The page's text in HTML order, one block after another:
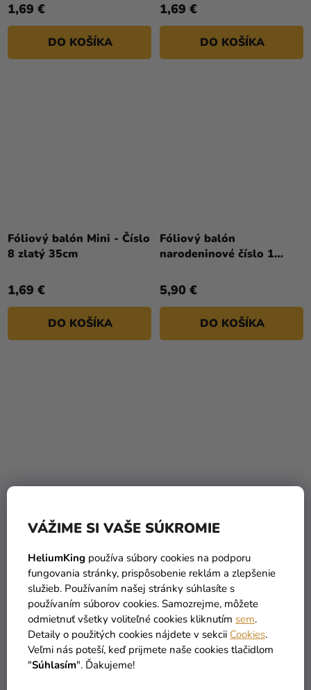
VÁŽIME SI VAŠE SÚKROMIE
HeliumKing používa súbory cookies na podporu
fungovania stránky, prispôsobenie reklám a zlepšenie
služieb. Používaním našej stránky súhlasíte s
používaním súborov cookies. Samozrejme, môžete
odmietnuť všetky voliteľné cookies kliknutím sem.
Detaily o použitých cookies nájdete v sekcii Cookies.
Veľmi nás poteší, keď prijmete naše cookies tlačidlom
"Súhlasím". Ďakujeme!
1,69 €
DO KOŠÍKA
1,69 €
DO KOŠÍKA
Fóliový balón Mini - Číslo
8 zlatý 35cm
1,69 €
DO KOŠÍKA
Fóliový balón
narodeninové číslo 1
5,90 €
DO KOŠÍKA
Fóliový balón
narodeninové číslo 1
ružový 86cm
5,90 €
DO KOŠÍKA
Fóliový balón
narodeninové číslo 1
strieborný 86cm
5,90 €
DO KOŠÍKA
TIP